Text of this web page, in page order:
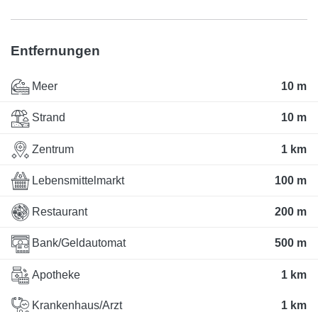
Entfernungen
Meer 10 m
Strand 10 m
Zentrum 1 km
Lebensmittelmarkt 100 m
Restaurant 200 m
Bank/Geldautomat 500 m
Apotheke 1 km
Krankenhaus/Arzt 1 km